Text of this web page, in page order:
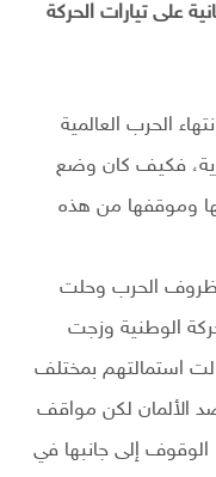
على تيارات الحركة
عشية انتهاء الحرب العالمية
فكيف كان وضع
وموقفها من هذه
ظروف الحرب وحلت
الوطنية وزجت
استمالتهم بمختلف
الألمان لكن مواقف
إلى جانبها في